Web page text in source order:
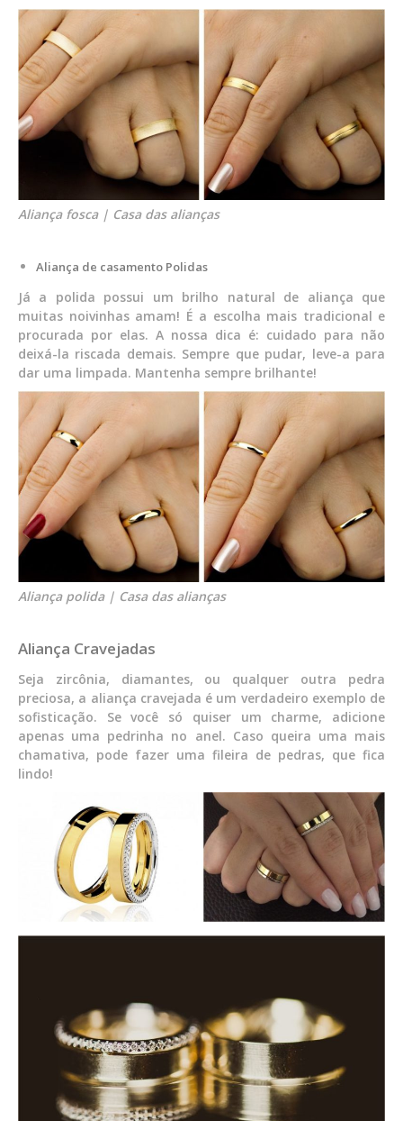
Aliança fosca | Casa das alianças
Aliança de casamento Polidas
Já a polida possui um brilho natural de aliança que
muitas noivinhas amam! É a escolha mais tradicional e
procurada por elas. A nossa dica é: cuidado para não
deixá-la riscada demais. Sempre que pudar, leve-a para
dar uma limpada. Mantenha sempre brilhante!
Aliança polida | Casa das alianças
Aliança Cravejadas
Seja zircônia, diamantes, ou qualquer outra pedra
preciosa, a aliança cravejada é um verdadeiro exemplo de
sofisticação. Se você só quiser um charme, adicione
apenas uma pedrinha no anel. Caso queira uma mais
chamativa, pode fazer uma fileira de pedras, que fica
lindo!